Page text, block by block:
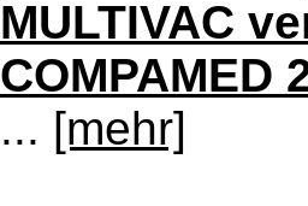
MULTIVAC
COMPAMED
... [mehr]